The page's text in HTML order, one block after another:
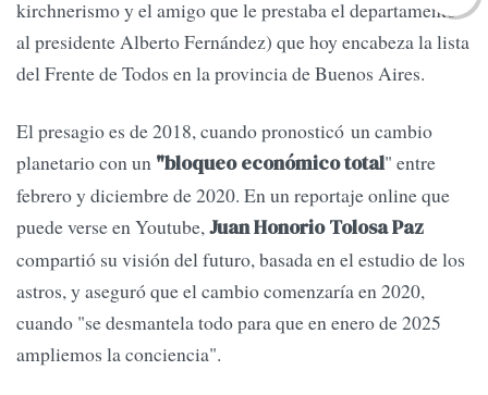
kirchnerismo y el amigo que le prestaba el departamento
al presidente Alberto Fernández) que hoy encabeza la lista
del Frente de Todos en la provincia de Buenos Aires.
El presagio es de 2018, cuando pronosticó un cambio
planetario con un "bloqueo económico total" entre
febrero y diciembre de 2020. En un reportaje online que
puede verse en Youtube,Juan Honorio Tolosa Paz
compartió su visión del futuro, basada en el estudio de los
astros, y aseguró que el cambio comenzaría en 2020,
cuando "se desmantela todo para que en enero de 2025
ampliemos la conciencia".